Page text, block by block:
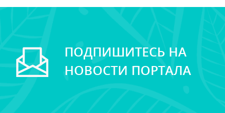
ПОДПИШИТЕСЬ НА
НОВОСТИ ПОРТАЛА